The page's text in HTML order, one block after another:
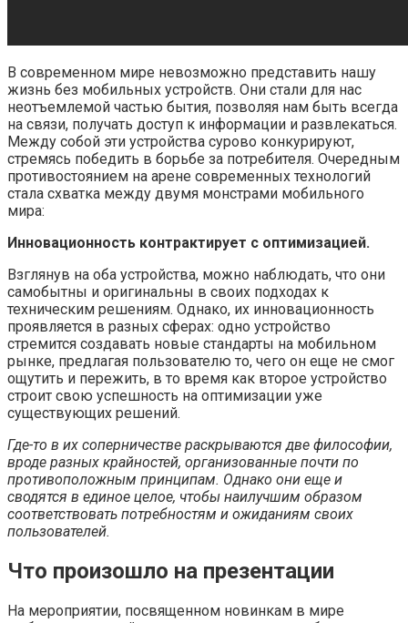
В современном мире невозможно представить нашу
жизнь без мобильных устройств. Они стали для нас
неотъемлемой частью бытия, позволяя нам быть всегда
на связи, получать доступ к информации и развлекаться.
Между собой эти устройства сурово конкурируют,
стремясь победить в борьбе за потребителя. Очередным
противостоянием на арене современных технологий
стала схватка между двумя монстрами мобильного
мира:
Инновационность контрактирует с оптимизацией.
Взглянув на оба устройства, можно наблюдать, что они
самобытны и оригинальны в своих подходах к
техническим решениям. Однако, их инновационность
проявляется в разных сферах: одно устройство
стремится создавать новые стандарты на мобильном
рынке, предлагая пользователю то, чего он еще не смог
ощутить и пережить, в то время как второе устройство
строит свою успешность на оптимизации уже
существующих решений.
Где-то в их соперничестве раскрываются две философии,
вроде разных крайностей, организованные почти по
противоположным принципам. Однако они еще и
сводятся в единое целое, чтобы наилучшим образом
соответствовать потребностям и ожиданиям своих
пользователей.
Что произошло на презентации
На мероприятии, посвященном новинкам в мире